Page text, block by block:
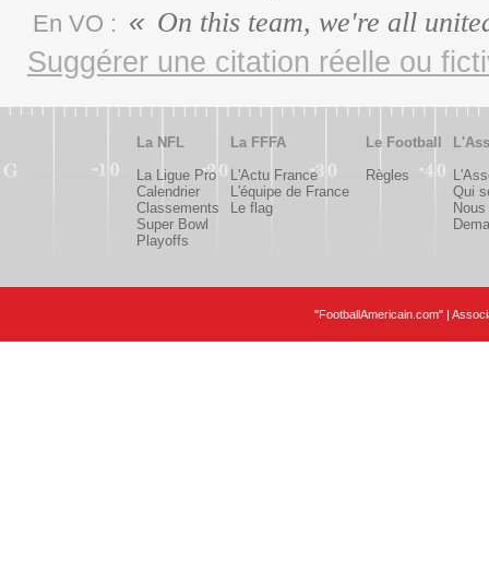
En VO : On this team, we're all
Suggérer une citation réelle ou
La NFL
La Ligue Pro
Calendrier
Classements
Super Bowl
Playoffs
La FFFA
L'Actu France
L'équipe de France
Le flag
Le Football
Règles
Qui
"FootballAmericain.com" |